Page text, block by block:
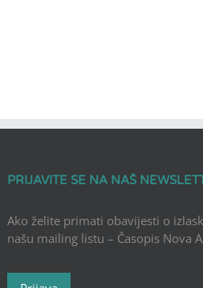
PRIJAVITE SE NA NAŠ
Ako želite primati obavijesti o
našu mailing listu – Časopis Nova